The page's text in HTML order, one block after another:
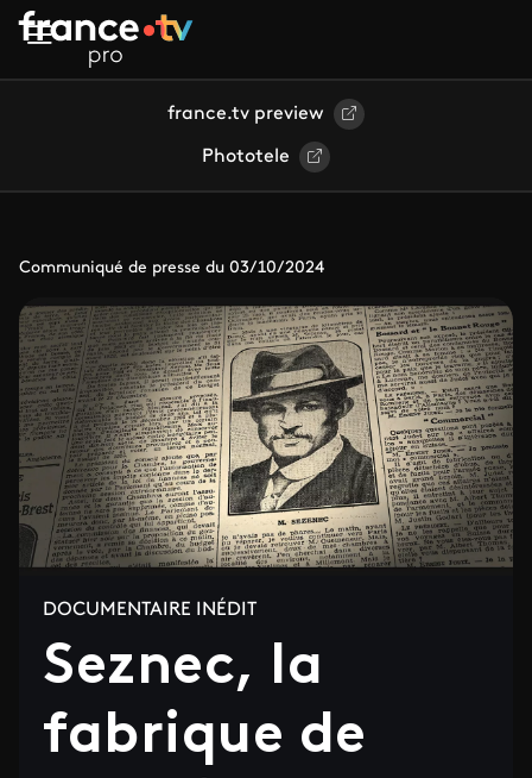
Aller au contenu principal
france.tv preview
Phototele
Communiqué de presse du 03/10/2024
DOCUMENTAIRE INÉDIT
Seznec, la
fabrique de